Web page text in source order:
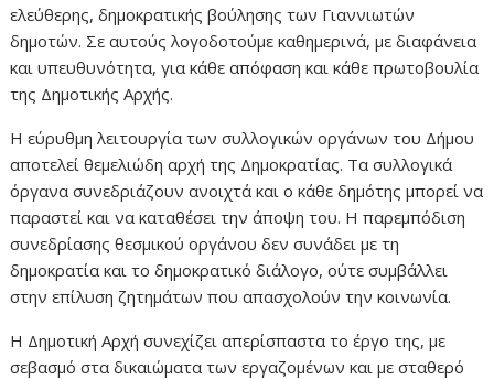
ελεύθερης, δημοκρατικής βούλησης των Γιαννιωτών
δημοτών. Σε αυτούς λογοδοτούμε καθημερινά, με διαφάνεια
και υπευθυνότητα, για κάθε απόφαση και κάθε πρωτοβουλία
της Δημοτικής Αρχής.
Η εύρυθμη λειτουργία των συλλογικών οργάνων του Δήμου
αποτελεί θεμελιώδη αρχή της Δημοκρατίας. Τα συλλογικά
όργανα συνεδριάζουν ανοιχτά και ο κάθε δημότης μπορεί να
παραστεί και να καταθέσει την άποψη του. Η παρεμπόδιση
συνεδρίασης θεσμικού οργάνου δεν συνάδει με τη
δημοκρατία και το δημοκρατικό διάλογο, ούτε συμβάλλει
στην επίλυση ζητημάτων που απασχολούν την κοινωνία.
Η Δημοτική Αρχή συνεχίζει απερίσπαστα το έργο της, με
σεβασμό στα δικαιώματα των εργαζομένων και με σταθερό